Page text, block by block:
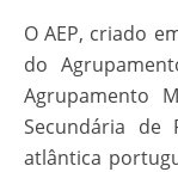
O AEP, criado
do
Agrupamento
Secundária de
atlântica